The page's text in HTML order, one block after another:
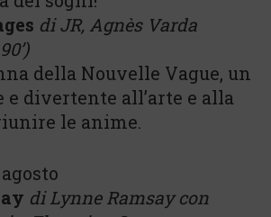
di JR, Agnès Varda
della Nouvelle Vague, un
divertente all’arte e alla
le anime.
di Lynne Ramsay con